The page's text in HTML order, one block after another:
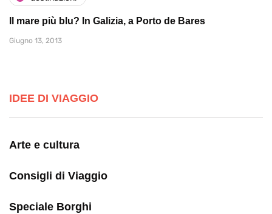
Il mare più blu? In Galizia, a Porto de Bares
Giugno 13, 2013
IDEE DI VIAGGIO
Arte e cultura
Consigli di Viaggio
Speciale Borghi